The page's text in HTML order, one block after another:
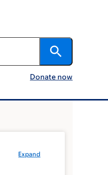
Donate now
Expand